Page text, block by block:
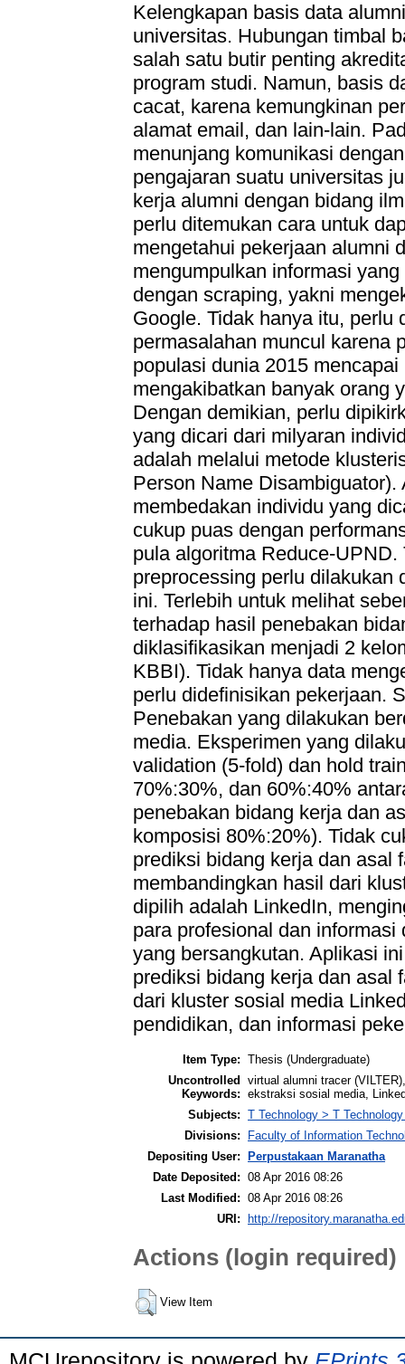
Kelengkapan basis data
universitas. Hubungan timbal
salah satu butir penting
program studi. Namun, basis
cacat, karena kemungkinan
alamat email, dan lain-lain.
menunjang komunikasi
pengajaran suatu universitas
kerja alumni dengan bidang
perlu ditemukan cara untuk
mengetahui pekerjaan alumni
mengumpulkan informasi
dengan scraping, yakni
Google. Tidak hanya itu, perlu
permasalahan muncul karena
populasi dunia 2015
mengakibatkan banyak orang
Dengan demikian, perlu
yang dicari dari milyaran
adalah melalui metode
Person Name
membedakan individu yang
cukup puas dengan
pula algoritma Reduce-
preprocessing perlu dilakukan
ini. Terlebih untuk melihat
terhadap hasil penebakan
diklasifikasikan menjadi 2
KBBI). Tidak hanya data
perlu didefinisikan pekerjaan.
Penebakan yang dilakukan
media. Eksperimen yang
validation (5-fold) dan hold
70%:30%, dan 60%:40%
penebakan bidang kerja dan
komposisi 80%:20%). Tidak
prediksi bidang kerja dan asal
membandingkan hasil dari
dipilih adalah LinkedIn,
para profesional dan
yang bersangkutan. Aplikasi
prediksi bidang kerja dan asal
dari kluster sosial media
pendidikan, dan informasi
Item Type: Thesis (Undergraduate)
Uncontrolled
Keywords:
virtual alumni tracer
ekstraksi sosial media,
Subjects: T Technology > T
Divisions:
Faculty of Information
Depositing User:
Perpustakaan Maranatha
Date Deposited: 08 Apr 2016 08:26
Last Modified: 08 Apr 2016 08:26
URI:
http://
Actions (login required)
View Item